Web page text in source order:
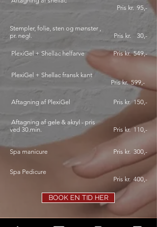
Pris kr. 95,-
Stempler, folie, sten og mønster ,
pr. negl.
Pris kr. 30,-
PlexiGel + Shellac helfarve Pris kr. 549,-
PlexiGel + Shellac fransk kant
Pris kr. 599,-
Aftagning af PlexiGel Pris kr. 150,-
Aftagning af gele & akryl - pris
ved 30.min.
Pris kr. 110,-
Spa manicure Pris kr. 300,-
Spa Pedicure
Pris kr. 400,-
BOOK EN TID HER